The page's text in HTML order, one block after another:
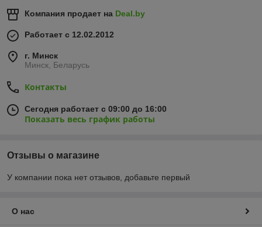
Компания продает на Deal.by
Работает с 12.02.2012
г. Минск
Минск, Беларусь
Контакты
Сегодня работает с 09:00 до 16:00
Показать весь график работы
Отзывы о магазине
У компании пока нет отзывов, добавьте первый
О нас